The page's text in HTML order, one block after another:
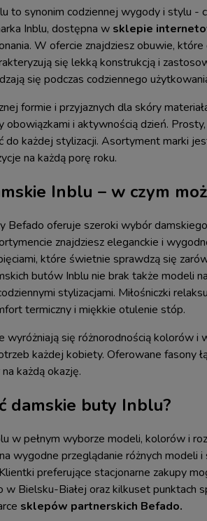
to synonim codziennej wygody i stylu
Inblu, dostępna w sklepie
W ofercie znajdziesz obuwie,
się lekką konstrukcją i
się podczas codziennego
formie i przyjaznych dla skóry
obowiązkami i aktywnością dzień.
do każdej stylizacji. Asortyment marki
na każdą porę roku.
Inblu – w czym
Befado oferuje szeroki wybór
znajdziesz eleganckie i
które świetnie sprawdzą się
butów Inblu nie brak także modeli
stylizacjami. Miłośniczki
termiczny i miękkie otulenie stóp.
wyróżniają się różnorodnością kolorów i
każdej kobiety. Oferowane fasony
każdą okazję.
damskie buty Inblu?
w pełnym wyborze modeli, kolorów i
wygodne przeglądanie różnych
preferujące stacjonarne zakupy
Bielsku-Białej oraz kilkuset punktach
sklepów partnerskich Befado.